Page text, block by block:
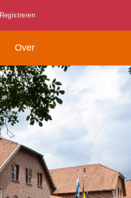
Registreren
Over